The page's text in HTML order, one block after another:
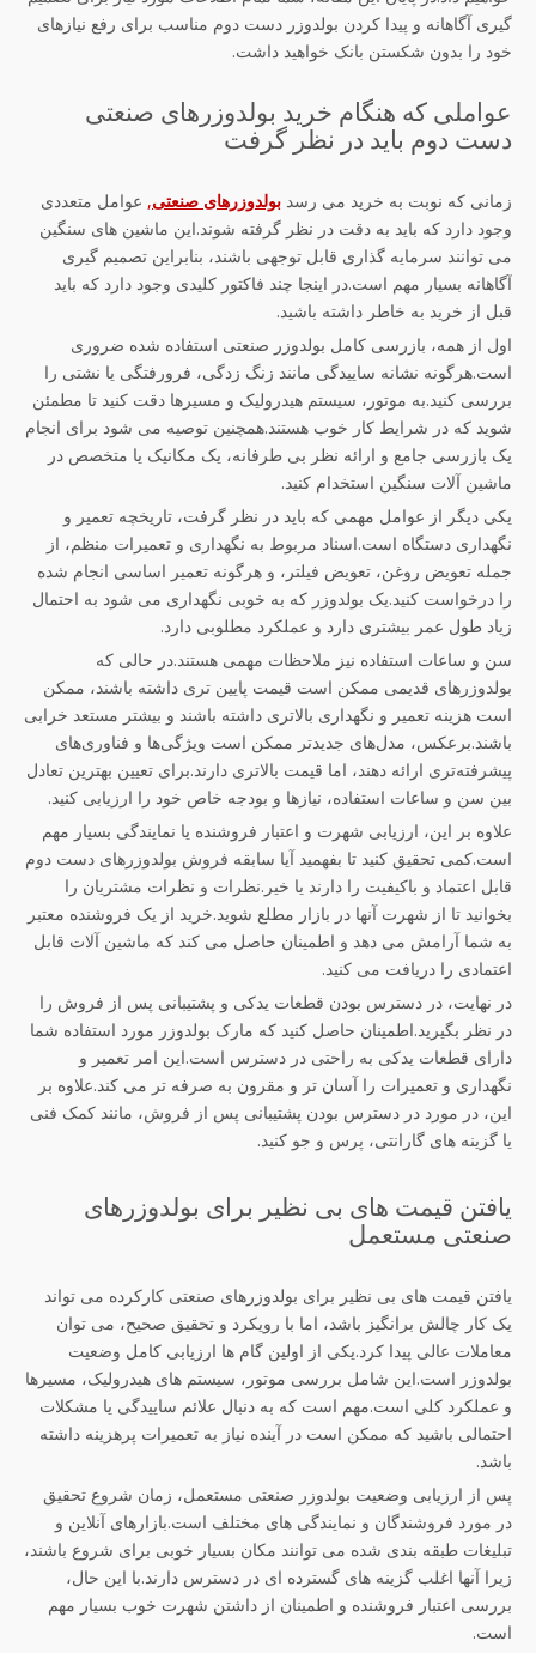
گیری آگاهانه و پیدا کردن بولدوزر دست دوم مناسب برای رفع نیازهای
خود را بدون شکستن بانک خواهید داشت.
عواملی که هنگام خرید بولدوزرهای صنعتی
دست دوم باید در نظر گرفت
زمانی که نوبت به خرید می رسد بولدوزرهای صنعتی, عوامل متعددی
وجود دارد که باید به دقت در نظر گرفته شوند.این ماشین های سنگین
می توانند سرمایه گذاری قابل توجهی باشند، بنابراین تصمیم گیری
آگاهانه بسیار مهم است.در اینجا چند فاکتور کلیدی وجود دارد که باید
قبل از خرید به خاطر داشته باشید.
اول از همه، بازرسی کامل بولدوزر صنعتی استفاده شده ضروری
است.هرگونه نشانه ساییدگی مانند زنگ زدگی، فرورفتگی یا نشتی را
بررسی کنید.به موتور، سیستم هیدرولیک و مسیرها دقت کنید تا مطمئن
شوید که در شرایط کار خوب هستند.همچنین توصیه می شود برای انجام
یک بازرسی جامع و ارائه نظر بی طرفانه، یک مکانیک یا متخصص در
ماشین آلات سنگین استخدام کنید.
یکی دیگر از عوامل مهمی که باید در نظر گرفت، تاریخچه تعمیر و
نگهداری دستگاه است.اسناد مربوط به نگهداری و تعمیرات منظم، از
جمله تعویض روغن، تعویض فیلتر، و هرگونه تعمیر اساسی انجام شده
را درخواست کنید.یک بولدوزر که به خوبی نگهداری می شود به احتمال
زیاد طول عمر بیشتری دارد و عملکرد مطلوبی دارد.
سن و ساعات استفاده نیز ملاحظات مهمی هستند.در حالی که
بولدوزرهای قدیمی ممکن است قیمت پایین تری داشته باشند، ممکن
است هزینه تعمیر و نگهداری بالاتری داشته باشند و بیشتر مستعد خرابی
باشند.برعکس، مدل‌های جدیدتر ممکن است ویژگی‌ها و فناوری‌های
پیشرفته‌تری ارائه دهند، اما قیمت بالاتری دارند.برای تعیین بهترین تعادل
بین سن و ساعات استفاده، نیازها و بودجه خاص خود را ارزیابی کنید.
علاوه بر این، ارزیابی شهرت و اعتبار فروشنده یا نمایندگی بسیار مهم
است.کمی تحقیق کنید تا بفهمید آیا سابقه فروش بولدوزرهای دست دوم
قابل اعتماد و باکیفیت را دارند یا خیر.نظرات و نظرات مشتریان را
بخوانید تا از شهرت آنها در بازار مطلع شوید.خرید از یک فروشنده معتبر
به شما آرامش می دهد و اطمینان حاصل می کند که ماشین آلات قابل
اعتمادی را دریافت می کنید.
در نهایت، در دسترس بودن قطعات یدکی و پشتیبانی پس از فروش را
در نظر بگیرید.اطمینان حاصل کنید که مارک بولدوزر مورد استفاده شما
دارای قطعات یدکی به راحتی در دسترس است.این امر تعمیر و
نگهداری و تعمیرات را آسان تر و مقرون به صرفه تر می کند.علاوه بر
این، در مورد در دسترس بودن پشتیبانی پس از فروش، مانند کمک فنی
یا گزینه های گارانتی، پرس و جو کنید.
یافتن قیمت های بی نظیر برای بولدوزرهای
صنعتی مستعمل
یافتن قیمت های بی نظیر برای بولدوزرهای صنعتی کارکرده می تواند
یک کار چالش برانگیز باشد، اما با رویکرد و تحقیق صحیح، می توان
معاملات عالی پیدا کرد.یکی از اولین گام ها ارزیابی کامل وضعیت
بولدوزر است.این شامل بررسی موتور، سیستم های هیدرولیک، مسیرها
و عملکرد کلی است.مهم است که به دنبال علائم ساییدگی یا مشکلات
احتمالی باشید که ممکن است در آینده نیاز به تعمیرات پرهزینه داشته
باشد.
پس از ارزیابی وضعیت بولدوزر صنعتی مستعمل، زمان شروع تحقیق
در مورد فروشندگان و نمایندگی های مختلف است.بازارهای آنلاین و
تبلیغات طبقه بندی شده می توانند مکان بسیار خوبی برای شروع باشند،
زیرا آنها اغلب گزینه های گسترده ای در دسترس دارند.با این حال،
بررسی اعتبار فروشنده و اطمینان از داشتن شهرت خوب بسیار مهم
است.